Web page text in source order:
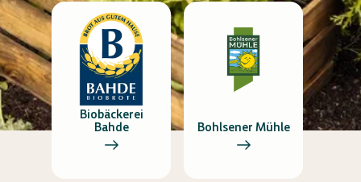
Biobäckerei
Bahde
Bohlsener Mühle